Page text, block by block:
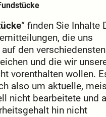
“ finden Sie Inhalte
die uns
den verschiedensten
und die wir
vorenthalten wollen.
also um aktuelle,
nicht bearbeitete und
hin nicht